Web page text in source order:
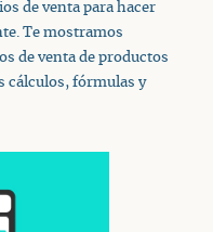
de venta para hacer
Te mostramos
de venta de productos
cálculos, fórmulas y